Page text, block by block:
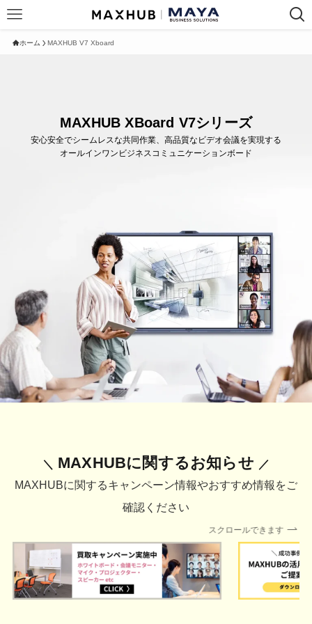
ホーム MAXHUB V7 Xboard
MAXHUB XBoard V7シリーズ
安心安全でシームレスな共同作業、高品質なビデオ会議を実現する
オールインワンビジネスコミュニケーションボード
＼ MAXHUBに関するお知らせ ／
MAXHUBに関するキャンペーン情報やおすすめ情報をご
確認ください
スクロールできます